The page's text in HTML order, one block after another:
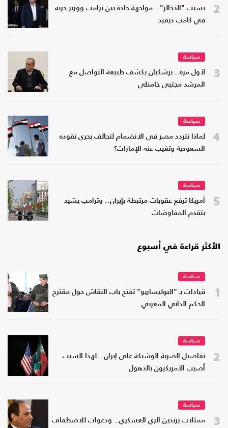
2
بسبب "الذخائر".. مواجهة حادة بين ترامب ووزير حربه
في كامب ديفيد
3
سياسة
لأول مرة.. بزشكيان يكشف طبيعة التواصل مع
المرشد مجتبى خامنئي
4
سياسة
لماذا تتردد مصر في الانضمام لتحالف بحري تقوده
السعودية وتغيب عنه الإمارات؟
5
سياسة
أمريكا ترفع عقوبات مرتبطة بإيران.. وترامب يشيد
بتقدم المفاوضات
الأكثر قراءة في أسبوع
1
سياسة
قيادات بـ "البوليساريو" تفتح باب النقاش حول مقترح
الحكم الذاتي المغربي
2
سياسة
تفاصيل الضربة الوشيكة على إيران.. لهذا السبب
أصيب الأمريكيون بالذهول
3
سياسة
ممثلات يرتدين الزي العسكري.. ودعوات للاصطفاف